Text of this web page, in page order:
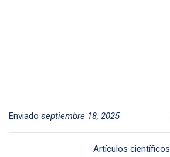
Enviado septiembre 18, 2025
Artículos científicos